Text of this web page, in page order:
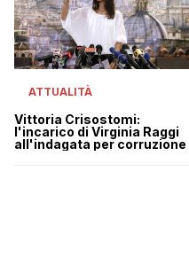
ATTUALITÀ
Vittoria Crisostomi:
l'incarico di Virginia Raggi
all'indagata per corruzione